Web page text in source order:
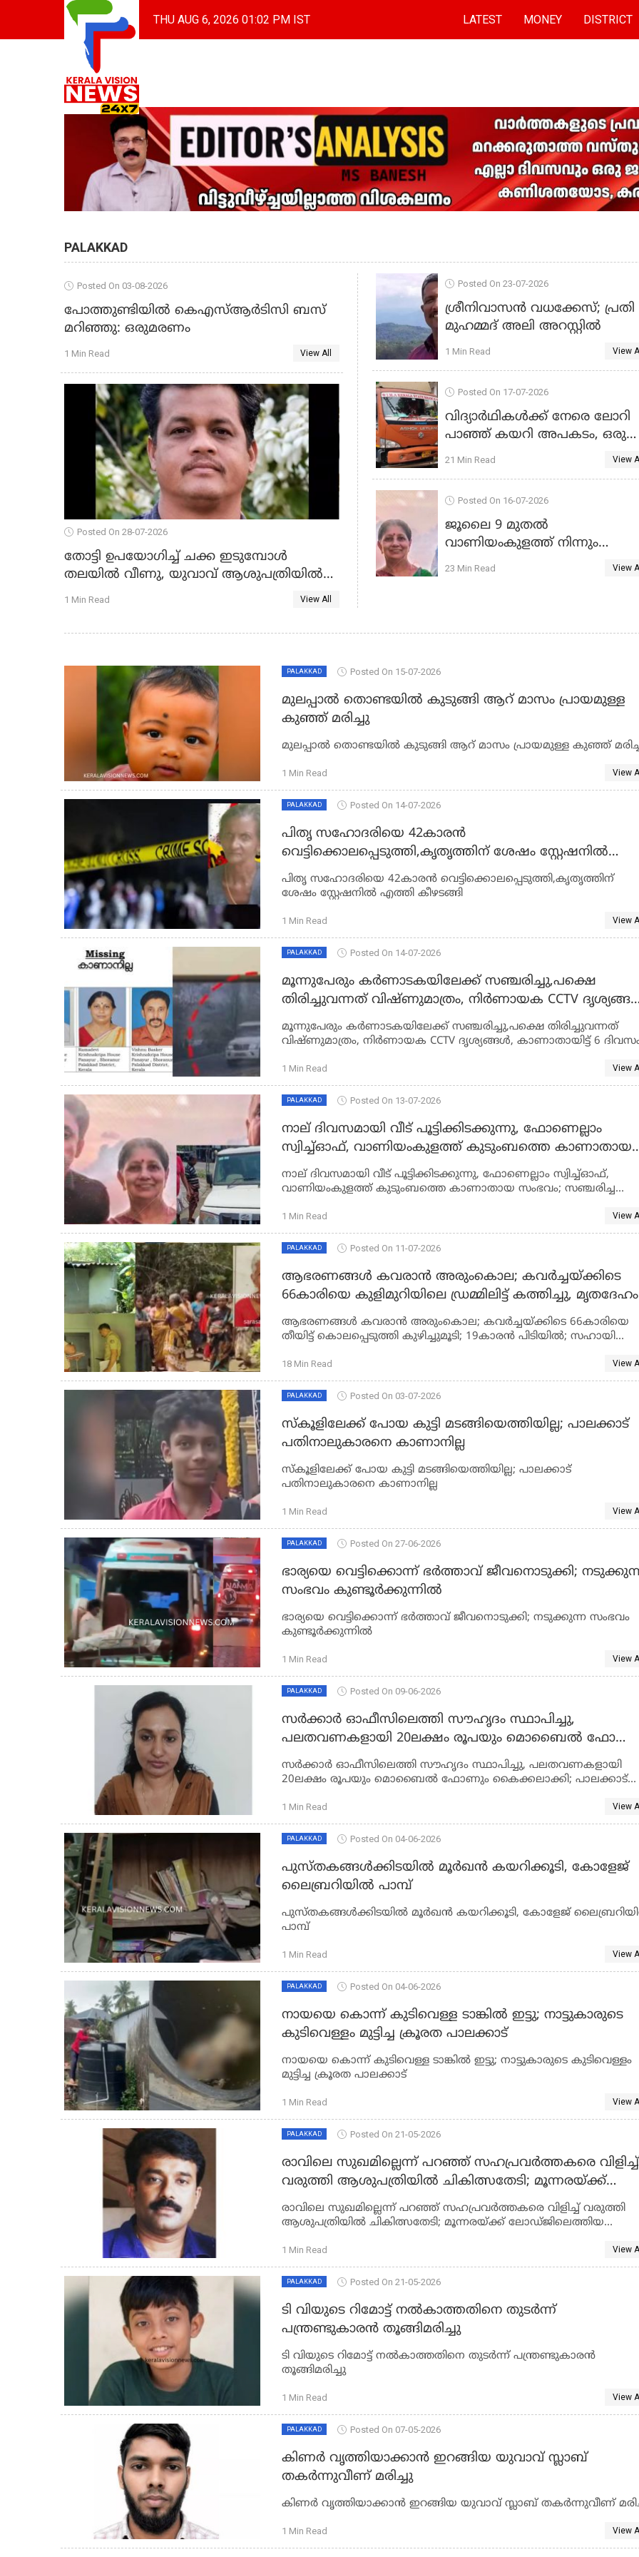
THU AUG 6, 2026 01:02 PM IST LATEST MONEY DISTRICT
PALAKKAD
Posted On 03-08-2026
പോത്തുണ്ടിയിൽ കെഎസ്ആർടിസി ബസ്
മറിഞ്ഞു: ഒരുമരണം
1 Min Read View All
Posted On 28-07-2026
തോട്ടി ഉപയോഗിച്ച് ചക്ക ഇടുമ്പോൾ
തലയിൽ വീണു, യുവാവ് ആശുപത്രിയിൽ
മരിച്ചു
1 Min Read View All
Posted On 23-07-2026
ശ്രീനിവാസൻ വധക്കേസ്; പ്രതി
മുഹമ്മദ് അലി അറസ്റ്റിൽ
1 Min Read View
Posted On 17-07-2026
വിദ്യാർഥികൾക്ക് നേരെ ലോറി
പാഞ്ഞ് കയറി അപകടം, ഒരു
വിദ്യാർത്ഥിക്ക് ദാരുണാന്ത്യം
21 Min Read View
Posted On 16-07-2026
ജൂലൈ 9 മുതൽ
വാണിയംകുളത്ത് നിന്നും
കാണാതായ കുടുംബത്തെ
23 Min Read View
PALAKKAD Posted On 15-07-2026
മുലപ്പാൽ തൊണ്ടയിൽ കുടുങ്ങി ആറ് മാസം പ്രായമുള്ള
കുഞ്ഞ് മരിച്ചു
മുലപ്പാൽ തൊണ്ടയിൽ കുടുങ്ങി ആറ് മാസം പ്രായമുള്ള കുഞ്ഞ്
1 Min Read View
PALAKKAD Posted On 14-07-2026
പിതൃ സഹോദരിയെ 42കാരന്‍
വെട്ടിക്കൊലപ്പെടുത്തി,കൃതൃത്തിന് ശേഷം സ്റ്റേഷനില്‍
എത്തി കീഴടങ്ങി
പിതൃ സഹോദരിയെ 42കാരന്‍ വെട്ടിക്കൊലപ്പെടുത്തി,കൃതൃത്തിന്
ശേഷം സ്റ്റേഷനില്‍ എത്തി കീഴടങ്ങി
1 Min Read View
PALAKKAD Posted On 14-07-2026
മൂന്നുപേരും കർണാടകയിലേക്ക് സഞ്ചരിച്ചു,പക്ഷെ
തിരിച്ചുവന്നത് വിഷ്ണുമാത്രം, നിർണായക CCTV ദൃശ്യങ്ങൾ,
കാണാതായിട്ട് 6 ദിവസം
മൂന്നുപേരും കർണാടകയിലേക്ക് സഞ്ചരിച്ചു,പക്ഷെ തിരിച്ചുവന്നത്
വിഷ്ണുമാത്രം, നിർണായക CCTV ദൃശ്യങ്ങൾ, കാണാതായിട്ട് 6
1 Min Read View
PALAKKAD Posted On 13-07-2026
നാല് ദിവസമായി വീട് പൂട്ടിക്കിടക്കുന്നു, ഫോണെല്ലാം
സ്വിച്ച്ഓഫ്, വാണിയംകുളത്ത് കുടുംബത്തെ കാണാതായ
സംഭവം; സഞ്ചരിച്ച വാഹനം മലപ്പുറം വഴിക്കടവ് ചുരത്തില്‍
കണ്ടെത്തി
നാല് ദിവസമായി വീട് പൂട്ടിക്കിടക്കുന്നു, ഫോണെല്ലാം സ്വിച്ച്ഓഫ്,
വാണിയംകുളത്ത് കുടുംബത്തെ കാണാതായ സംഭവം; സഞ്ചരിച്ച
1 Min Read View
PALAKKAD Posted On 11-07-2026
ആഭരണങ്ങൾ കവരാൻ അരുംകൊല; കവര്‍ച്ചയ്ക്കിടെ
66കാരിയെ കുളിമുറിയിലെ ഡ്രമ്മിലിട്ട് കത്തിച്ചു, മൃതദേഹം
ചാക്കിലാക്കി കുഴിച്ചുമൂടി; 19കാരൻ പിടിയിൽ; സഹായി
17കാരൻ
ആഭരണങ്ങൾ കവരാൻ അരുംകൊല; കവര്‍ച്ചയ്ക്കിടെ 66കാരിയെ
തീയിട്ട് കൊലപ്പെടുത്തി കുഴിച്ചുമൂടി; 19കാരൻ പിടിയിൽ; സഹായി
18 Min Read View
PALAKKAD Posted On 03-07-2026
സ്‌കൂളിലേക്ക് പോയ കുട്ടി മടങ്ങിയെത്തിയില്ല; പാലക്കാട്
പതിനാലുകാരനെ കാണാനില്ല
സ്‌കൂളിലേക്ക് പോയ കുട്ടി മടങ്ങിയെത്തിയില്ല; പാലക്കാട്
പതിനാലുകാരനെ കാണാനില്ല
1 Min Read View
PALAKKAD Posted On 27-06-2026
ഭാര്യയെ വെട്ടിക്കൊന്ന് ഭർത്താവ് ജീവനൊടുക്കി;
സംഭവം കുണ്ടൂർക്കുന്നിൽ
ഭാര്യയെ വെട്ടിക്കൊന്ന് ഭർത്താവ് ജീവനൊടുക്കി; നടുക്കുന്ന സംഭവം
കുണ്ടൂർക്കുന്നിൽ
1 Min Read View
PALAKKAD Posted On 09-06-2026
സർക്കാർ ഓഫീസിലെത്തി സൗഹൃദം സ്ഥാപിച്ചു,
പലതവണകളായി 20ലക്ഷം രൂപയും മൊബൈൽ ഫോണും
കൈക്കലാക്കി; പാലക്കാട് സ്വദേശിനി അറസ്റ്റിൽ
സർക്കാർ ഓഫീസിലെത്തി സൗഹൃദം സ്ഥാപിച്ചു, പലതവണകളായി
20ലക്ഷം രൂപയും മൊബൈൽ ഫോണും കൈക്കലാക്കി; പാലക്കാട്
1 Min Read View
PALAKKAD Posted On 04-06-2026
പുസ്തകങ്ങൾക്കിടയിൽ മൂർഖൻ കയറിക്കൂടി, കോളേജ്
ലൈബ്രറിയിൽ പാമ്പ്
പുസ്തകങ്ങൾക്കിടയിൽ മൂർഖൻ കയറിക്കൂടി, കോളേജ്
പാമ്പ്
1 Min Read View
PALAKKAD Posted On 04-06-2026
നായയെ കൊന്ന് കുടിവെള്ള ടാങ്കിൽ ഇട്ടു; നാട്ടുകാരുടെ
കുടിവെള്ളം മുട്ടിച്ച ക്രൂരത പാലക്കാട്
നായയെ കൊന്ന് കുടിവെള്ള ടാങ്കിൽ ഇട്ടു; നാട്ടുകാരുടെ കുടിവെള്ളം
മുട്ടിച്ച ക്രൂരത പാലക്കാട്
1 Min Read View
PALAKKAD Posted On 21-05-2026
രാവിലെ സുഖമില്ലെന്ന് പറഞ്ഞ് സഹപ്രവർത്തകരെ വിളിച്ച്
വരുത്തി ആശുപത്രിയിൽ ചികിത്സതേടി; മൂന്നരയ്ക്ക്
ലോഡ്ജിലെത്തിയ എക്സൈസ് ഉദ്യോഗസ്ഥൻ
കുഴഞ്ഞുവീണ് മരിച്ചു
രാവിലെ സുഖമില്ലെന്ന് പറഞ്ഞ് സഹപ്രവർത്തകരെ വിളിച്ച് വരുത്തി
ആശുപത്രിയിൽ ചികിത്സതേടി; മൂന്നരയ്ക്ക് ലോഡ്ജിലെത്തിയ
1 Min Read View
PALAKKAD Posted On 21-05-2026
ടി വിയുടെ റിമോട്ട് നല്‍കാത്തതിനെ തുടര്‍ന്ന്
പന്ത്രണ്ടുകാരന്‍ തൂങ്ങിമരിച്ചു
ടി വിയുടെ റിമോട്ട് നല്‍കാത്തതിനെ തുടര്‍ന്ന് പന്ത്രണ്ടുകാരന്‍
തൂങ്ങിമരിച്ചു
1 Min Read View
PALAKKAD Posted On 07-05-2026
കിണർ വൃത്തിയാക്കാൻ ഇറങ്ങിയ യുവാവ് സ്ലാബ്
തകർന്നുവീണ് മരിച്ചു
കിണർ വൃത്തിയാക്കാൻ ഇറങ്ങിയ യുവാവ് സ്ലാബ് തകർന്നുവീണ്
1 Min Read View